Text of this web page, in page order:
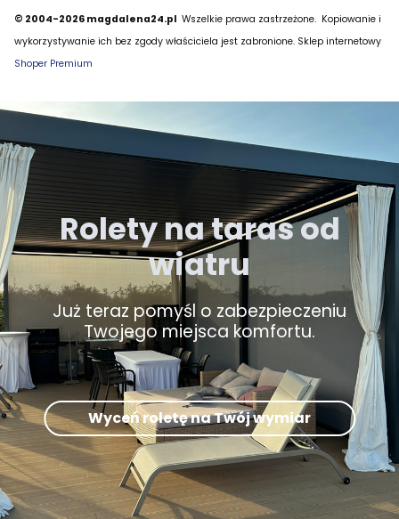
© 2004-2026 magdalena24.pl Wszelkie prawa zastrzeżone. Kopiowanie i
wykorzystywanie ich bez zgody właściciela jest zabronione. Sklep internetowy
Shoper Premium
Rolety na taras od
wiatru
Już teraz pomyśl o zabezpieczeniu
Twojego miejsca komfortu.
Wyceń roletę na Twój wymiar